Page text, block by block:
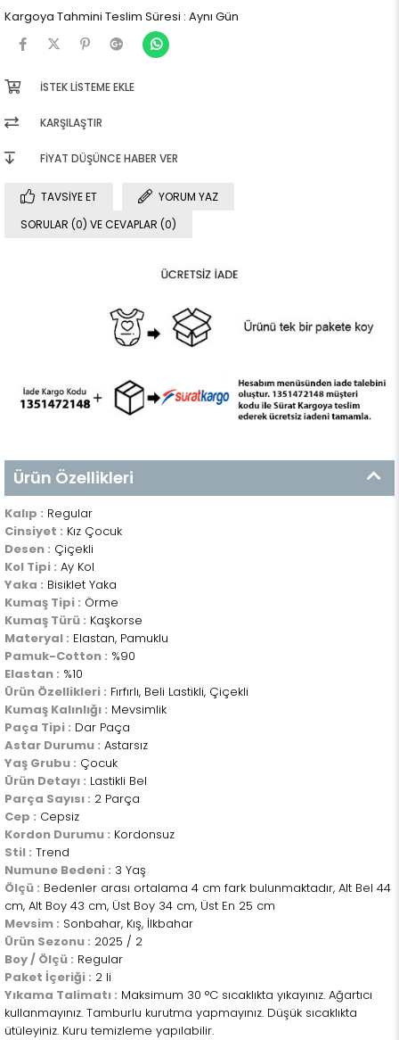
Kargoya Tahmini Teslim Süresi : Aynı Gün
İSTEK LISTEME EKLE
KARŞILAŞTIR
FIYAT DÜŞÜNCE HABER VER
TAVSIYE ET
YORUM YAZ
SORULAR (0) VE CEVAPLAR (0)
Ürün Özellikleri
Kalıp : Regular
Cinsiyet : Kız Çocuk
Desen : Çiçekli
Kol Tipi : Ay Kol
Yaka : Bisiklet Yaka
Kumaş Tipi : Örme
Kumaş Türü : Kaşkorse
Materyal : Elastan, Pamuklu
Pamuk-Cotton : %90
Elastan : %10
Ürün Özellikleri : Fırfırlı, Beli Lastikli, Çiçekli
Kumaş Kalınlığı : Mevsimlik
Paça Tipi : Dar Paça
Astar Durumu : Astarsız
Yaş Grubu : Çocuk
Ürün Detayı : Lastikli Bel
Parça Sayısı : 2 Parça
Cep : Cepsiz
Kordon Durumu : Kordonsuz
Stil : Trend
Numune Bedeni : 3 Yaş
Ölçü : Bedenler arası ortalama 4 cm fark bulunmaktadır, Alt Bel 44
cm, Alt Boy 43 cm, Üst Boy 34 cm, Üst En 25 cm
Mevsim : Sonbahar, Kış, İlkbahar
Ürün Sezonu : 2025 / 2
Boy / Ölçü : Regular
Paket İçeriği : 2 li
Yıkama Talimatı : Maksimum 30 °C sıcaklıkta yıkayınız. Ağartıcı
kullanmayınız. Tamburlu kurutma yapmayınız. Düşük sıcaklıkta
ütüleyiniz. Kuru temizleme yapılabilir.